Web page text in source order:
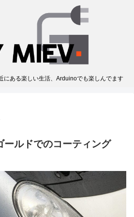
にある楽しい生活、Arduinoでも楽しんでます
ールドでのコーティング